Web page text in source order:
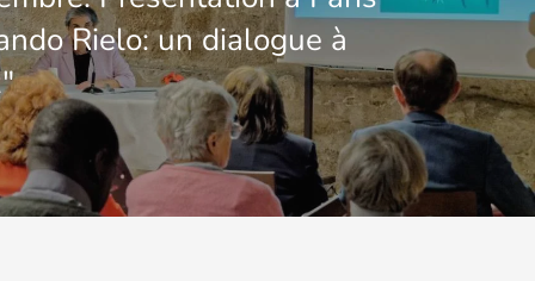
Rielo: un dialogue à